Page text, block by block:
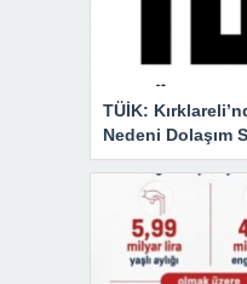
TÜİK:
Nedeni Dolaşım